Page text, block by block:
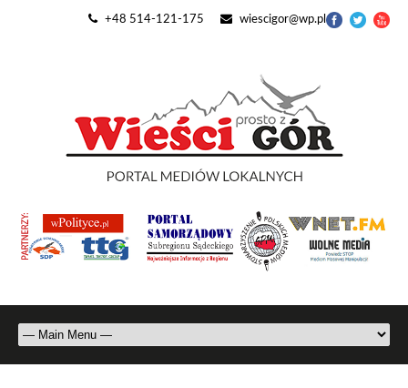
+48 514-121-175 wiescigor@wp.pl